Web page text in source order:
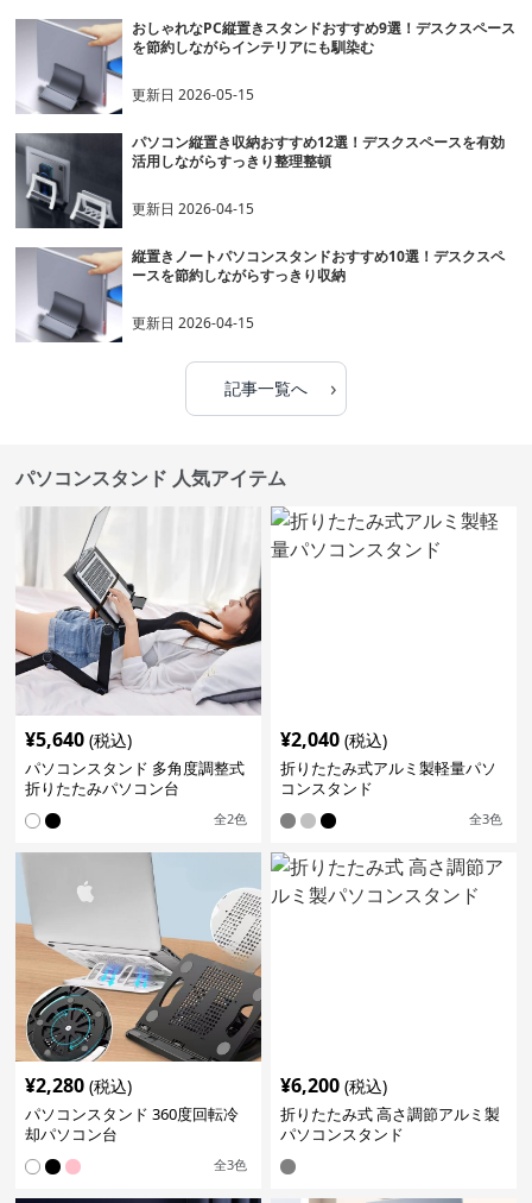
おしゃれなPC縦置きスタンドおすすめ9選！デスクスペース
を節約しながらインテリアにも馴染む
更新日2026-05-15
パソコン縦置き収納おすすめ12選！デスクスペースを有効
活用しながらすっきり整理整頓
更新日2026-04-15
縦置きノートパソコンスタンドおすすめ10選！デスクスペ
ースを節約しながらすっきり収納
更新日2026-04-15
記事一覧へ ›
パソコンスタンド 人気アイテム
¥5,640 (税込)
パソコンスタンド 多角度調整式
折りたたみパソコン台
全2色
¥2,040 (税込)
折りたたみ式アルミ製軽量パソ
コンスタンド
全3色
¥2,280 (税込)
パソコンスタンド 360度回転冷
却パソコン台
全3色
¥6,200 (税込)
折りたたみ式 高さ調節アルミ製
パソコンスタンド